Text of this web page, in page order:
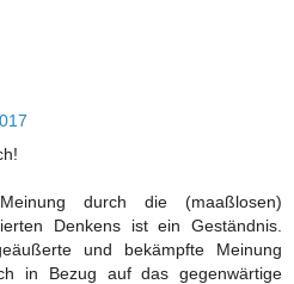
durch die (maaßlosen)
Denkens ist ein Geständnis.
und bekämpfte Meinung
in Bezug auf das gegenwärtige